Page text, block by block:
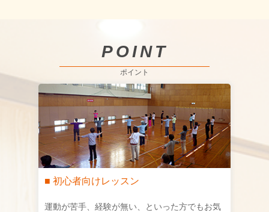
POINT
ポイント
■ 初心者向けレッスン
運動が苦手、経験が無い、といった方でもお気